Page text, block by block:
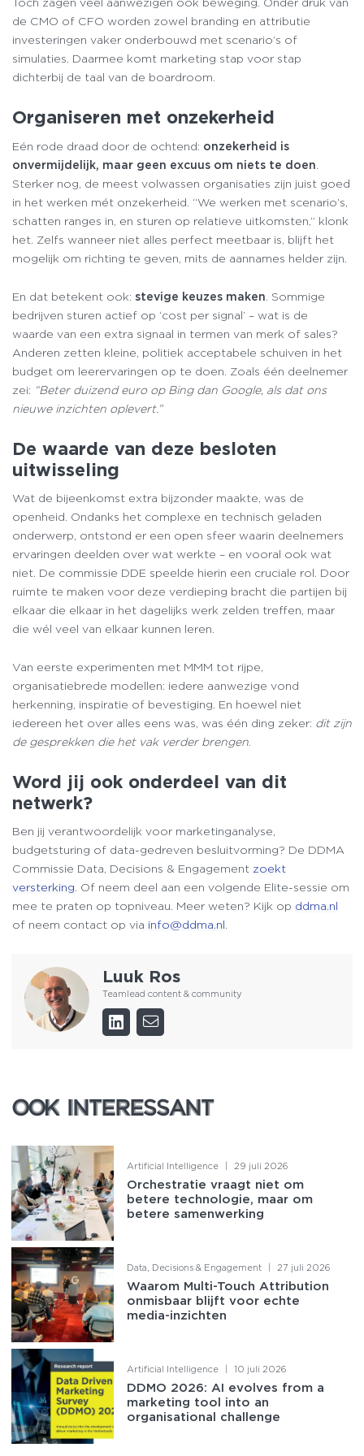
Toch zagen veel aanwezigen ook beweging. Onder druk van
de CMO of CFO worden zowel branding en attributie
investeringen vaker onderbouwd met scenario’s of
simulaties. Daarmee komt marketing stap voor stap
dichterbij de taal van de boardroom.
Organiseren met onzekerheid
Eén rode draad door de ochtend: onzekerheid is
onvermijdelijk, maar geen excuus om niets te doen
Sterker nog, de meest volwassen organisaties zijn juist goed
in het werken mét onzekerheid. “We werken met scenario’s,
schatten ranges in, en sturen op relatieve uitkomsten,” klonk
het. Zelfs wanneer niet alles perfect meetbaar is, blijft het
mogelijk om richting te geven, mits de aannames helder zijn.
En dat betekent ook: stevige keuzes maken . Sommige
bedrijven sturen actief op ‘cost per signal’ – wat is de
waarde van een extra signaal in termen van merk of sales?
Anderen zetten kleine, politiek acceptabele schuiven in het
budget om leerervaringen op te doen. Zoals één deelnemer
zei: “Beter duizend euro op Bing dan Google, als dat ons
nieuwe inzichten oplevert.”
De waarde van deze besloten
uitwisseling
Wat de bijeenkomst extra bijzonder maakte, was de
openheid. Ondanks het complexe en technisch geladen
onderwerp, ontstond er een open sfeer waarin deelnemers
ervaringen deelden over wat werkte – en vooral ook wat
niet. De commissie DDE speelde hierin een cruciale rol. Door
ruimte te maken voor deze verdieping bracht die partijen bij
elkaar die elkaar in het dagelijks werk zelden treffen, maar
die wél veel van elkaar kunnen leren.
Van eerste experimenten met MMM tot rijpe,
organisatiebrede modellen: iedere aanwezige vond
herkenning, inspiratie of bevestiging. En hoewel niet
iedereen het over alles eens was, was één ding zeker: dit zijn
de gesprekken die het vak verder brengen
Word jij ook onderdeel van dit
netwerk?
Ben jij verantwoordelijk voor marketinganalyse,
budgetsturing of data-gedreven besluitvorming? De DDMA
Commissie Data, Decisions & Engagement zoekt
versterking . Of neem deel aan een volgende Elite-sessie om
mee te praten op topniveau. Meer weten? Kijk op ddma.nl
of neem contact op via info@ddma.nl
Luuk Ros
Teamlead content & community
OOK INTERESSANT
OOK INTERESSANT
Artificial Intelligence 29 juli 2026
Orchestratie vraagt niet om
betere technologie, maar om
betere samenwerking
Data, Decisions & Engagement 27 juli 2026
Waarom Multi-Touch Attribution
onmisbaar blijft voor echte
media-inzichten
Artificial Intelligence 10 juli 2026
DDMO 2026: AI evolves from a
marketing tool into an
organisational challenge